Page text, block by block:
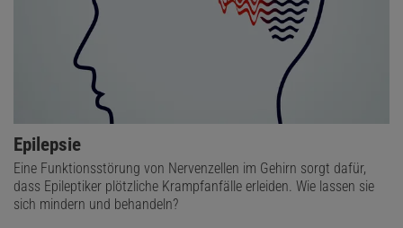
Epilepsie
Eine Funktionsstörung von Nervenzellen im Gehirn sorgt dafür,
dass Epileptiker plötzliche Krampfanfälle erleiden. Wie lassen sie
sich mindern und behandeln?